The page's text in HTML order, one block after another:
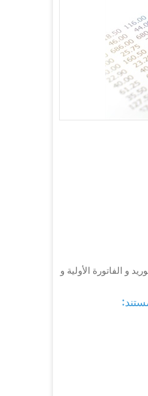
و الفاتورة الأولية و